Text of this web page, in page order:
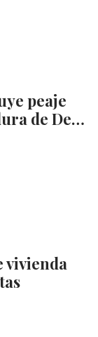
peaje
de De…
vivienda